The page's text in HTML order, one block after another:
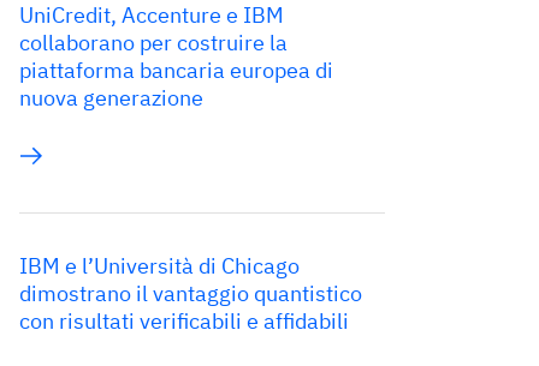
UniCredit, Accenture e IBM
collaborano per costruire la
piattaforma bancaria europea di
nuova generazione
IBM e l’Università di Chicago
dimostrano il vantaggio quantistico
con risultati verificabili e affidabili